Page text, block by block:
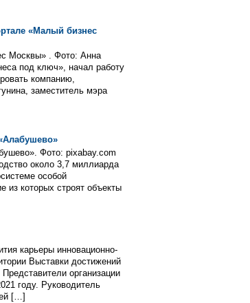
«Малый бизнес
Москвы» . Фото: Анна
под ключ», начал работу
компанию,
заместитель мэра
Фото: pixabay.com
около 3,7 миллиарда
особой
из которых строят объекты
карьеры инновационно-
Выставки достижений
организации
году. Руководитель
[…]